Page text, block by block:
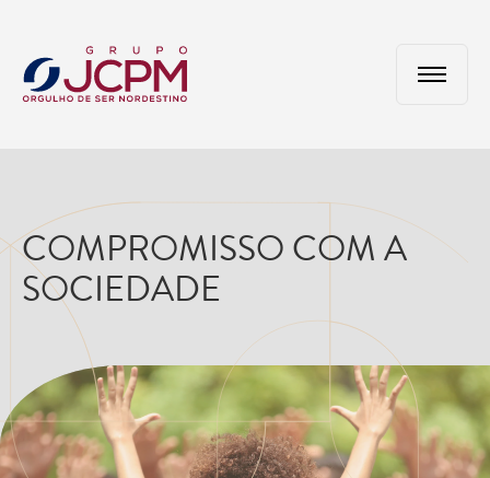
COMPROMISSO COM A
SOCIEDADE